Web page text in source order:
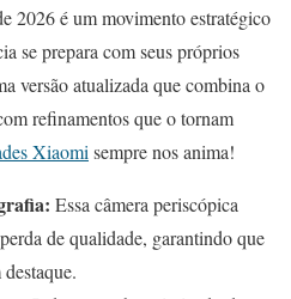
2026 é um movimento estratégico
se prepara com seus próprios
versão atualizada que combina o
refinamentos que o tornam
Xiaomi sempre nos anima!
Essa câmera periscópica
de qualidade, garantindo que